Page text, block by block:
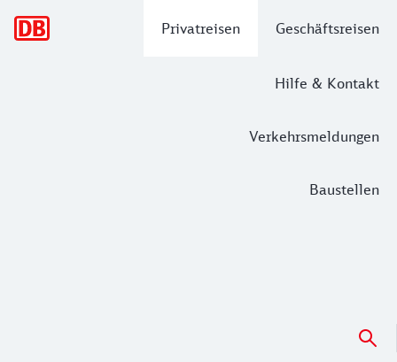
Privatreisen Geschäftsreisen
Hilfe & Kontakt
Verkehrsmeldungen
Baustellen